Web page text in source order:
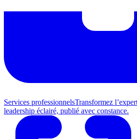
Services professionnelsTransformez
leadership éclairé, publié avec constance.